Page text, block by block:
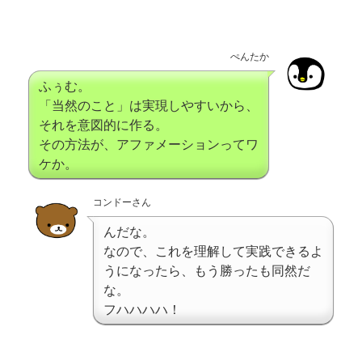
ぺんたか
ふぅむ。
「当然のこと」は実現しやすいから、
それを意図的に作る。
その方法が、アファメーションってワ
ケか。
コンドーさん
んだな。
なので、これを理解して実践できるよ
うになったら、もう勝ったも同然だ
な。
フハハハハ！